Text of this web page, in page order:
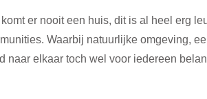
er nooit een huis, dit is al heel erg
Waarbij natuurlijke omgeving,
naar elkaar toch wel voor iedereen